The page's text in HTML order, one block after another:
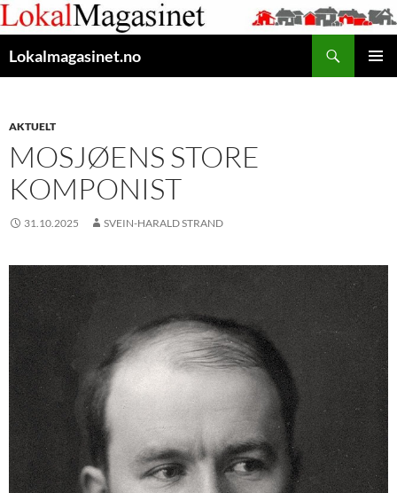
Gå
til
innhaldet
Lokalmagasinet.no
AKTUELT
MOSJØENS STORE
KOMPONIST
31.10.2025 SVEIN-HARALD STRAND